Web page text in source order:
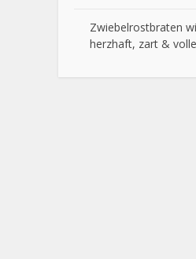
Zwiebelrostbraten
herzhaft, zart &